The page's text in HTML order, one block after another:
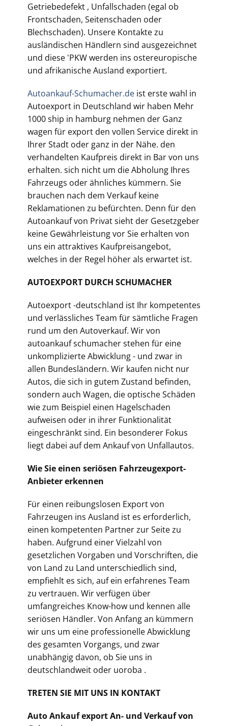
Getriebedefekt , Unfallschaden (egal ob
Frontschaden, Seitenschaden oder
Blechschaden). Unsere Kontakte zu
ausländischen Händlern sind ausgezeichnet
und diese 'PKW werden ins ostereuropische
und afrikanische Ausland exportiert.
Autoankauf-Schumacher.de ist erste wahl in
Autoexport in Deutschland wir haben Mehr
1000 ship in hamburg nehmen der Ganz
wagen für export den vollen Service direkt in
Ihrer Stadt oder ganz in der Nähe. den
verhandelten Kaufpreis direkt in Bar von uns
erhalten. sich nicht um die Abholung Ihres
Fahrzeugs oder ähnliches kümmern. Sie
brauchen nach dem Verkauf keine
Reklamationen zu befürchten. Denn für den
Autoankauf von Privat sieht der Gesetzgeber
keine Gewährleistung vor Sie erhalten von
uns ein attraktives Kaufpreisangebot,
welches in der Regel höher als erwartet ist.
AUTOEXPORT DURCH SCHUMACHER
Autoexport -deutschland ist Ihr kompetentes
und verlässliches Team für sämtliche Fragen
rund um den Autoverkauf. Wir von
autoankauf schumacher stehen für eine
unkomplizierte Abwicklung - und zwar in
allen Bundesländern. Wir kaufen nicht nur
Autos, die sich in gutem Zustand befinden,
sondern auch Wagen, die optische Schäden
wie zum Beispiel einen Hagelschaden
aufweisen oder in ihrer Funktionalität
eingeschränkt sind. Ein besonderer Fokus
liegt dabei auf dem Ankauf von Unfallautos.
Wie Sie einen seriösen Fahrzeugexport-
Anbieter erkennen
Für einen reibungslosen Export von
Fahrzeugen ins Ausland ist es erforderlich,
einen kompetenten Partner zur Seite zu
haben. Aufgrund einer Vielzahl von
gesetzlichen Vorgaben und Vorschriften, die
von Land zu Land unterschiedlich sind,
empfiehlt es sich, auf ein erfahrenes Team
zu vertrauen. Wir verfügen über
umfangreiches Know-how und kennen alle
seriösen Händler. Von Anfang an kümmern
wir uns um eine professionelle Abwicklung
des gesamten Vorgangs, und zwar
unabhängig davon, ob Sie uns in
deutschlandweit oder uoroba .
TRETEN SIE MIT UNS IN KONTAKT
Auto Ankauf export An- und Verkauf von